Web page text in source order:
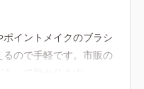
イントメイクのブラシ
ので手軽です。市販の